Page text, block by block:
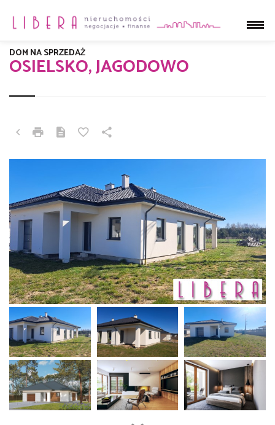
OSIELSKO, JAGODOWO
DOM NA SPRZEDAŻ